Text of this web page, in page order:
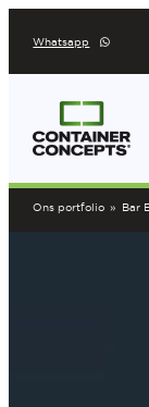
naar
inhoud
Whatsapp
Ons portfolio »